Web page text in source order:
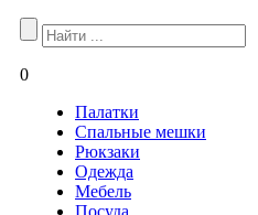
0
Палатки
Спальные мешки
Рюкзаки
Одежда
Мебель
Посуда